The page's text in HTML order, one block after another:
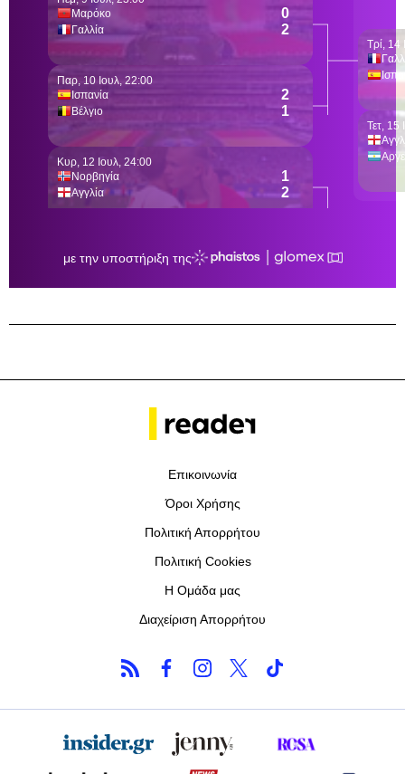
Επικοινωνία
Όροι Χρήσης
Πολιτική Απορρήτου
Πολιτική Cookies
Η Ομάδα μας
Διαχείριση Απορρήτου